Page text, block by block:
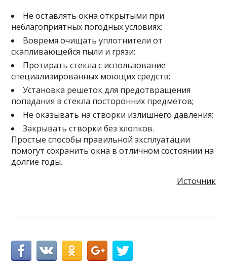
Не оставлять окна открытыми при
неблагоприятных погодных условиях;
Вовремя очищать уплотнители от
скапливающейся пыли и грязи;
Протирать стекла с использование
специализированных моющих средств;
Установка решеток для предотвращения
попадания в стекла посторонних предметов;
Не оказывать на створки излишнего давления;
Закрывать створки без хлопков.
Простые способы правильной эксплуатации
помогут сохранить окна в отличном состоянии на
долгие годы.
Источник